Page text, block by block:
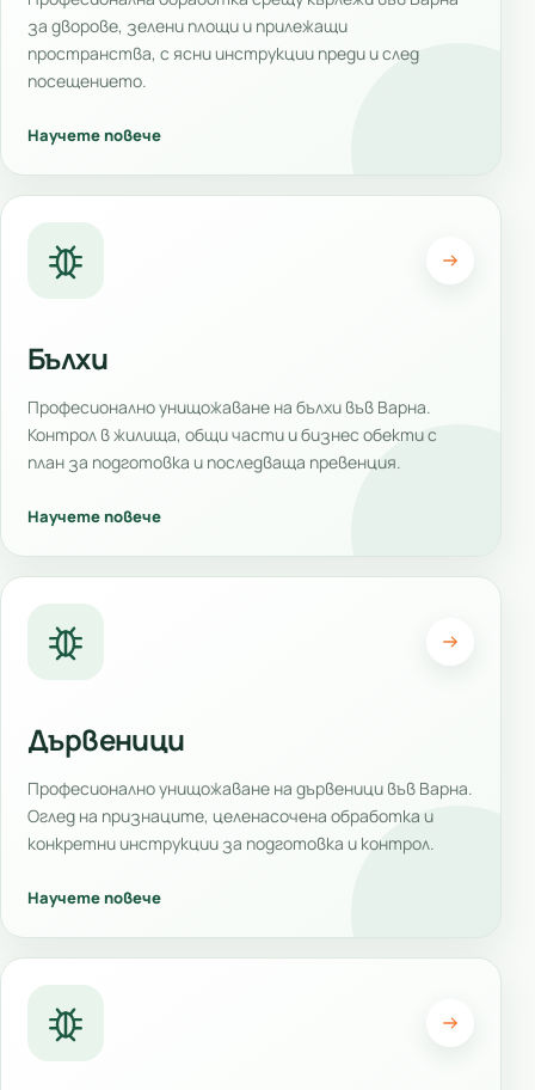
за дворове, зелени площи и прилежащи
пространства, с ясни инструкции преди и след
посещението.
Научете повече
Бълхи
Професионално унищожаване на бълхи във Варна.
Контрол в жилища, общи части и бизнес обекти с
план за подготовка и последваща превенция.
Научете повече
Дървеници
Професионално унищожаване на дървеници във Варна.
Оглед на признаците, целенасочена обработка и
конкретни инструкции за подготовка и контрол.
Научете повече